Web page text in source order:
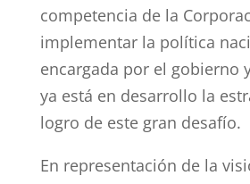
competencia de la
implementar la política
encargada por el gobierno
ya está en desarrollo la
logro de este gran desafío.
En representación de la